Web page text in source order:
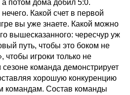
а потом дома добил 5:0.
Какой счет в первой
вы уже знаете. Какой можно
вышесказанного: чересчур уж
путь, чтобы это боком не
игроки только не
команда демонстрирует
хорошую конкуренцию
командам. Состав команды